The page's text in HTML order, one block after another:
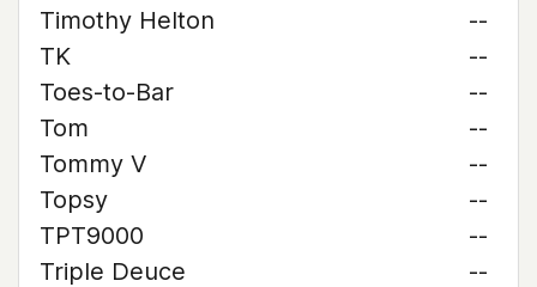
Timothy Helton
--
TK
--
Toes-to-Bar
--
Tom
--
Tommy V
--
Topsy
--
TPT9000
--
Triple Deuce
--